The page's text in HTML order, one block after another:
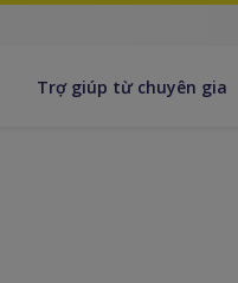
Trợ giúp từ chuyên gia